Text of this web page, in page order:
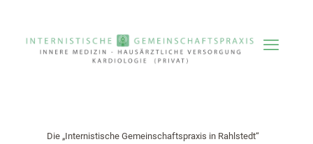
Die „Internistische Gemeinschaftspraxis in Rahlstedt“